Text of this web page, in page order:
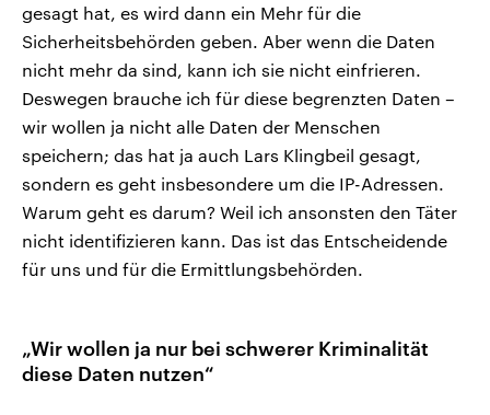
gesagt hat, es wird dann ein Mehr für die
Sicherheitsbehörden geben. Aber wenn die Daten
nicht mehr da sind, kann ich sie nicht einfrieren.
Deswegen brauche ich für diese begrenzten Daten –
wir wollen ja nicht alle Daten der Menschen
speichern; das hat ja auch Lars Klingbeil gesagt,
sondern es geht insbesondere um die IP-Adressen.
Warum geht es darum? Weil ich ansonsten den Täter
nicht identifizieren kann. Das ist das Entscheidende
für uns und für die Ermittlungsbehörden.
„Wir wollen ja nur bei schwerer Kriminalität
diese Daten nutzen“